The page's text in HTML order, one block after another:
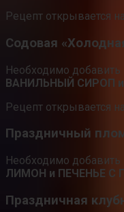
Рецепт открывается
Содовая
Необходимо добавить
ВАНИЛЬНЫЙ СИРОП
Рецепт открывается
Праздничный
Необходимо добавить
ЛИМОН и ПЕЧЕНЬЕ С
Праздничная